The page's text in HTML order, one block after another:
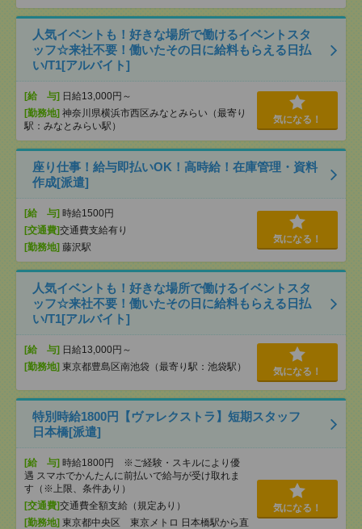
人気イベントも！好きな場所で働けるイベントスタ
ッフ☆来社不要！働いたその日に給料もらえる日払
い/T1[アルバイト]
[給 与] 日給13,000円～
[勤務地] 神奈川県横浜市西区みなとみらい（最寄り
駅：みなとみらい駅）
気になる！
座り仕事！給与即払いOK！高時給！在庫管理・資料
作成[派遣]
[給 与] 時給1500円
[交通費]交通費支給有り
[勤務地] 藤沢駅
気になる！
人気イベントも！好きな場所で働けるイベントスタ
ッフ☆来社不要！働いたその日に給料もらえる日払
い/T1[アルバイト]
[給 与] 日給13,000円～
[勤務地] 東京都豊島区南池袋（最寄り駅：池袋駅） 気になる！
特別時給1800円【ヴァレクストラ】短期スタッフ
日本橋[派遣]
[給 与] 時給1800円 ※ご経験・スキルにより優
遇 スマホでかんたんに前払いで給与が受け取れま
す（※上限、条件あり）
[交通費]交通費全額支給（規定あり）
[勤務地] 東京都中央区 東京メトロ 日本橋駅から直
気になる！